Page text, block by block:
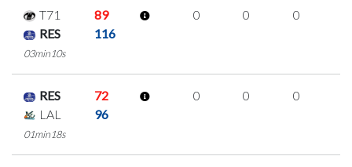
T71
89
RES
116
03min10s
0 0 0
RES
72
LAL
96
01min18s
0 0 0